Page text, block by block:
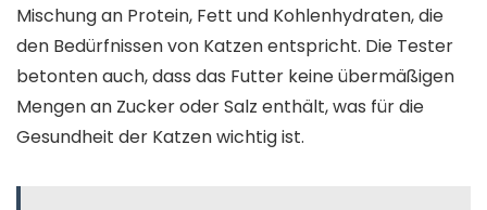
Mischung an Protein, Fett und Kohlenhydraten, die
den Bedürfnissen von Katzen entspricht. Die Tester
betonten auch, dass das Futter keine übermäßigen
Mengen an Zucker oder Salz enthält, was für die
Gesundheit der Katzen wichtig ist.